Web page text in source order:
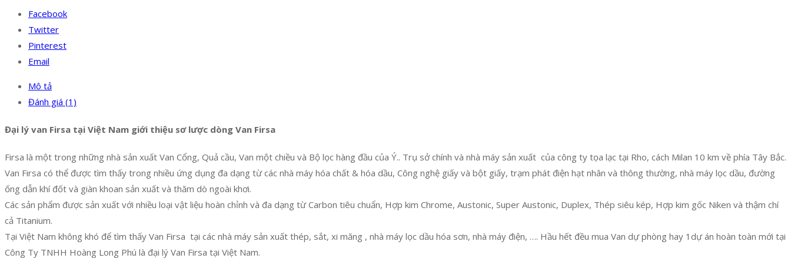
Facebook
Twitter
Pinterest
Email
Mô tả
Đánh giá (1)
Đại lý van Firsa tại Việt Nam giới thiệu sơ lược dòng Van Firsa
Firsa là một trong những nhà sản xuất Van Cổng, Quả cầu, Van một chiều và Bộ lọc hàng đầu của Ý.. Trụ sở chính và nhà máy sản xuất của công ty tọa lạc tại Rho, cách Milan 10 km về phía Tây Bắc.
Van Firsa có thể được tìm thấy trong nhiều ứng dụng đa dạng từ các nhà máy hóa chất & hóa dầu, Công nghệ giấy và bột giấy, trạm phát điện hạt nhân và thông thường, nhà máy lọc dầu, đường
ống dẫn khí đốt và giàn khoan sản xuất và thăm dò ngoài khơi.
Các sản phẩm được sản xuất với nhiều loại vật liệu hoàn chỉnh và đa dạng từ Carbon tiêu chuẩn, Hợp kim Chrome, Austonic, Super Austonic, Duplex, Thép siêu kép, Hợp kim gốc Niken và thậm chí
cả Titanium.
Tại Việt Nam không khó để tìm thấy Van Firsa tại các nhà máy sản xuất thép, sắt, xi măng , nhà máy lọc dầu hóa sơn, nhà máy điện, …. Hầu hết đều mua Van dự phòng hay 1dự án hoàn toàn mới tại
Công Ty TNHH Hoàng Long Phú là đại lý Van Firsa tại Việt Nam.